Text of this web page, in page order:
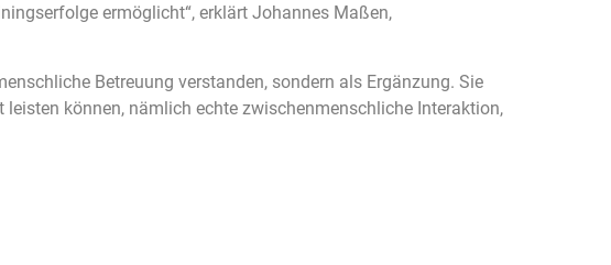
ermöglicht“, erklärt Johannes Maßen,
Betreuung verstanden, sondern als Ergänzung. Sie
können, nämlich echte zwischenmenschliche Interaktion,